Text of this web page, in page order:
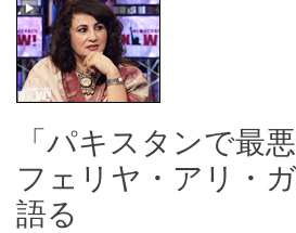
「パキスタンで最
フェリヤ・アリ・
語る